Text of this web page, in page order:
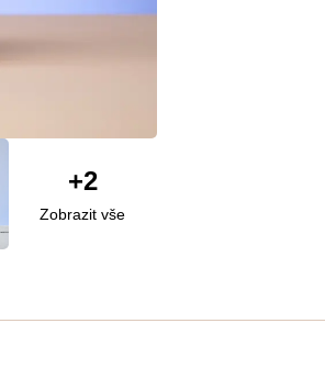
+2
Zobrazit vše